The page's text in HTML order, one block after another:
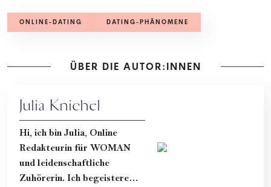
ONLINE-DATING DATING-PHÄNOMENE
ÜBER DIE AUTOR:INNEN
Julia Knichel
Hi, ich bin Julia, Online
Redakteurin für WOMAN
und leidenschaftliche
Zuhörerin. Ich begeistere